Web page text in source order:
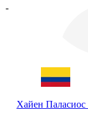
-
Хайен Паласиос